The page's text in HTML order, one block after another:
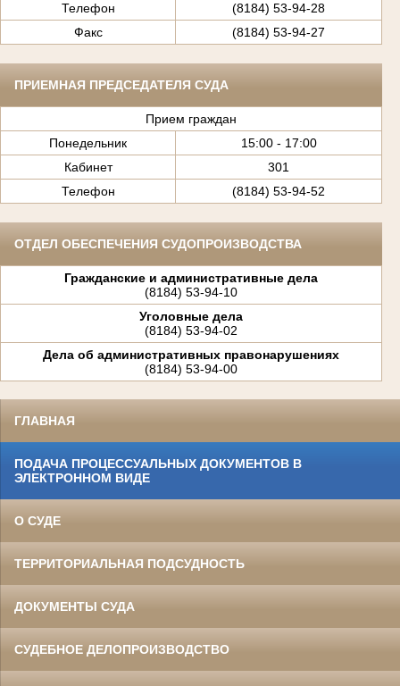
Телефон
(8184) 53-94-28
Факс
(8184) 53-94-27
ПРИЕМНАЯ ПРЕДСЕДАТЕЛЯ СУДА
Прием граждан
Понедельник
15:00 - 17:00
Кабинет
301
Телефон
(8184) 53-94-52
ОТДЕЛ ОБЕСПЕЧЕНИЯ СУДОПРОИЗВОДСТВА
Гражданские и административные дела
(8184) 53-94-10
Уголовные дела
(8184) 53-94-02
Дела об административных правонарушениях
(8184) 53-94-00
ГЛАВНАЯ
ПОДАЧА ПРОЦЕССУАЛЬНЫХ ДОКУМЕНТОВ В
ЭЛЕКТРОННОМ ВИДЕ
О СУДЕ
ТЕРРИТОРИАЛЬНАЯ ПОДСУДНОСТЬ
ДОКУМЕНТЫ СУДА
СУДЕБНОЕ ДЕЛОПРОИЗВОДСТВО